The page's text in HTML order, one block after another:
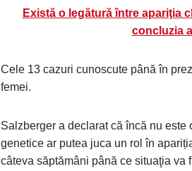
Există o legătură între apariţia
concluzia
Cele 13 cazuri cunoscute până în
femei.
Salzberger a declarat că încă nu
genetice ar putea juca un rol în
câteva săptămâni până ce situaţia va